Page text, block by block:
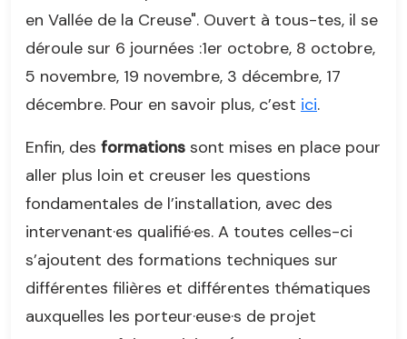
en Vallée de la Creuse". Ouvert à tous-tes, il se
déroule sur 6 journées :1er octobre, 8 octobre,
5 novembre, 19 novembre, 3 décembre, 17
décembre. Pour en savoir plus, c’est ici.
Enfin, des formations sont mises en place pour
aller plus loin et creuser les questions
fondamentales de l’installation, avec des
intervenant·es qualifié·es. A toutes celles-ci
s’ajoutent des formations techniques sur
différentes filières et différentes thématiques
auxquelles les porteur·euse·s de projet